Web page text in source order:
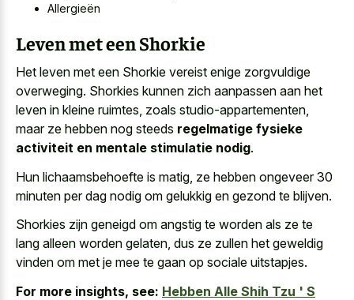
Allergieën
Leven met een Shorkie
Het leven met een Shorkie vereist enige zorgvuldige
overweging. Shorkies kunnen zich aanpassen aan het
leven in kleine ruimtes, zoals studio-appartementen,
maar ze hebben nog steeds regelmatige fysieke
activiteit en mentale stimulatie nodig.
Hun lichaamsbehoefte is matig, ze hebben ongeveer 30
minuten per dag nodig om gelukkig en gezond te blijven.
Shorkies zijn geneigd om angstig te worden als ze te
lang alleen worden gelaten, dus ze zullen het geweldig
vinden om met je mee te gaan op sociale uitstapjes.
For more insights, see: Hebben Alle Shih Tzu ' S